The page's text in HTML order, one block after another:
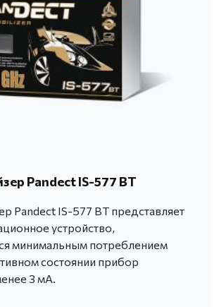
Pandect IS-577 BT
Pandect IS-577 BT представляет
устройство,
минимальным потреблением
состоянии прибор
3 мА.